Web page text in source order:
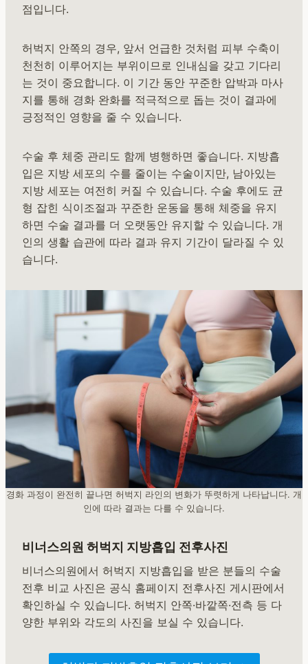
점입니다.
허벅지 안쪽의 경우, 앞서 언급한 것처럼 피부 수축이
천천히 이루어지는 부위이므로 인내심을 갖고 기다리
는 것이 중요합니다. 이 기간 동안 꾸준한 압박과 마사
지를 통해 경화 완화를 적극적으로 돕는 것이 결과에
긍정적인 영향을 줄 수 있습니다.
수술 후 체중 관리도 함께 병행하면 좋습니다. 지방흡
입은 지방 세포의 수를 줄이는 수술이지만, 남아있는
지방 세포는 여전히 커질 수 있습니다. 수술 후에도 균
형 잡힌 식이조절과 꾸준한 운동을 통해 체중을 유지
하면 수술 결과를 더 오랫동안 유지할 수 있습니다. 개
인의 생활 습관에 따라 결과 유지 기간이 달라질 수 있
습니다.
경화 과정이 완전히 끝나면 허벅지 라인의 변화가 뚜렷하게 나타납니다. 개
인에 따라 결과는 다를 수 있습니다.
비너스의원 허벅지 지방흡입 전후사진
비너스의원에서 허벅지 지방흡입을 받은 분들의 수술
전후 비교 사진은 공식 홈페이지 전후사진 게시판에서
확인하실 수 있습니다. 허벅지 안쪽·바깥쪽·전측 등 다
양한 부위와 각도의 사진을 보실 수 있습니다.